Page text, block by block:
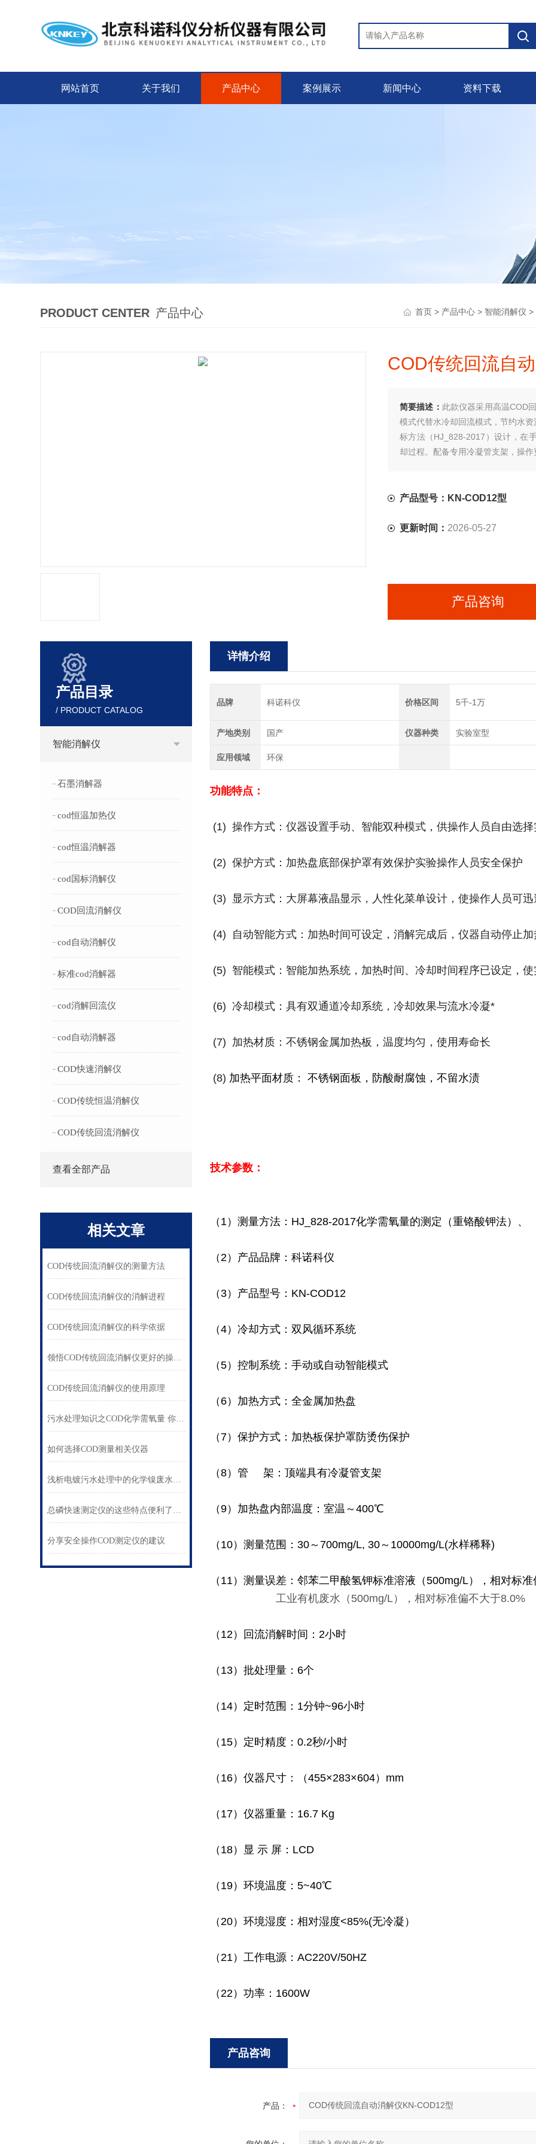
网站首页 关于我们 产品中心 案例展示 新闻中心 资料下载
PRODUCT CENTER 产品中心 首页> 产品中心> 智能消解仪 >
COD传统回流自
简要描述： 此款仪器采用高温COD
模式代替水冷却回流模式，节约水
标方法（HJ_828-2017）设计，在
却过程。配备专用冷凝管支架，操作
产品型号：KN-COD12型
更新时间： 2026-05-27
产品咨询
详情介绍
品牌 科诺科仪 价格区间 5千-1万
产地类别 国产 仪器种类 实验室型
应用领域 环保
功能特点：
(1) 操作方式：仪器设置手动、智能双种模式，供操作人员自由选
(2) 保护方式：加热盘底部保护罩有效保护实验操作人员安全保护
(3) 显示方式：大屏幕液晶显示，人性化菜单设计，使操作人员可
(4) 自动智能方式：加热时间可设定，消解完成后，仪器自动停止
(5) 智能模式：智能加热系统，加热时间、冷却时间程序已设定，
(6) 冷却模式：具有双通道冷却系统，冷却效果与流水冷凝*
(7) 加热材质：不锈钢金属加热板，温度均匀，使用寿命长
(8) 加热平面材质： 不锈钢面板，防酸耐腐蚀，不留水渍
技术参数：
（1）测量方法： HJ_828-2017化学需氧量的测定（重铬酸钾法）、
（2）产品品牌：科诺科仪
（3）产品型号：KN-COD12
（4）冷却方式：双风循环系统
（5）控制系统：手动或自动智能模式
（6）加热方式：全金属加热盘
（7）保护方式：加热板保护罩防烫伤保护
（8）管 架：顶端具有冷凝管支架
（9）加热盘内部温度：室温～400℃
（10）测量范围：30～700mg/L, 30～10000mg/L(水样稀释)
（11）测量误差：邻苯二甲酸氢钾标准溶液（500mg/L），相对标
工业有机废水（500mg/L），相对标准偏不大于8.0%
（12）回流消解时间：2小时
（13）批处理量：6个
（14）定时范围：1分钟~96小时
（15）定时精度：0.2秒/小时
（16）仪器尺寸：（455×283×604）mm
（17）仪器重量：16.7 Kg
（18）显 示 屏：LCD
（19）环境温度：5~40℃
（20）环境湿度：相对湿度<85%(无冷凝）
（21）工作电源：AC220V/50HZ
（22）功率：1600W
产品咨询
产品：
产品目录
/ PRODUCT CATALOG
智能消解仪
石墨消解器
cod恒温加热仪
cod恒温消解器
cod国标消解仪
COD回流消解仪
cod自动消解仪
标准cod消解器
cod消解回流仪
cod自动消解器
COD快速消解仪
COD传统恒温消解仪
COD传统回流消解仪
查看全部产品
相关文章
COD传统回流消解仪的测量方法
COD传统回流消解仪的消解进程
COD传统回流消解仪的科学依据
领悟COD传统回流消解仪更好的操作步骤
COD传统回流消解仪的使用原理
污水处理知识之COD化学需氧量 你真的了解吗
如何选择COD测量相关仪器
浅析电镀污水处理中的化学镍废水与含冷脱剂废水处理
总磷快速测定仪的这些特点便利了众多行业
分享安全操作COD测定仪的建议